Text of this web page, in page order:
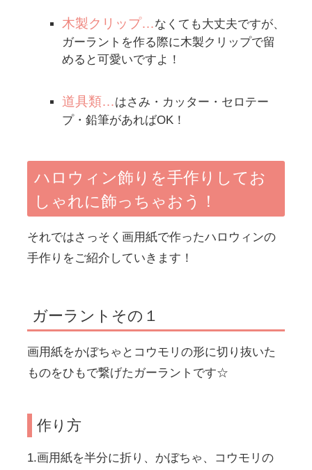
木製クリップ…なくても大丈夫ですが、
ガーラントを作る際に木製クリップで留
めると可愛いですよ！
道具類…はさみ・カッター・セロテー
プ・鉛筆があればOK！
ハロウィン飾りを手作りしてお
しゃれに飾っちゃおう！
それではさっそく画用紙で作ったハロウィンの
手作りをご紹介していきます！
ガーラントその１
画用紙をかぼちゃとコウモリの形に切り抜いた
ものをひもで繋げたガーラントです☆
作り方
1.画用紙を半分に折り、かぼちゃ、コウモリの